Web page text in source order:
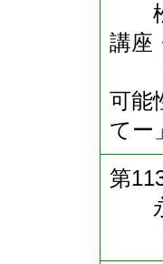
松
講座
「
可能
てー」
第
永
「